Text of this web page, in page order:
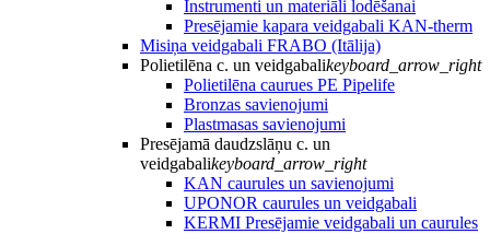
Instrumenti un materiāli lodēšanai
Presējamie kapara veidgabali KAN-therm
Misiņa veidgabali FRABO (Itālija)
Polietilēna c. un veidgabalikeyboard_arrow_right
Polietilēna caurues PE Pipelife
Bronzas savienojumi
Plastmasas savienojumi
Presējamā daudzslāņu c. un
veidgabalikeyboard_arrow_right
KAN caurules un savienojumi
UPONOR caurules un veidgabali
KERMI Presējamie veidgabali un caurules